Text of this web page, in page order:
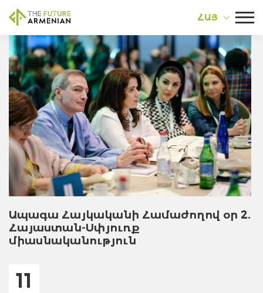
ՀԱՅ
Ապագա Հայկականի Համաժողով օր 2.
Հայաստան-Սփյուռք
միասնականություն
11